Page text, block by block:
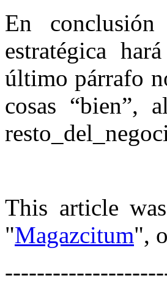
En
estratégica
último párrafo
cosas “bien”,
This article
"Magazcitum",